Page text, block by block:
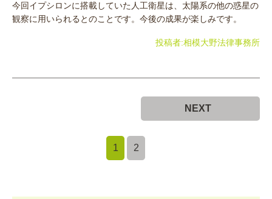
今回イプシロンに搭載していた人工衛星は、太陽系の他の惑星の
観察に用いられるとのことです。今後の成果が楽しみです。
投稿者:相模大野法律事務所
1 2
NEXT